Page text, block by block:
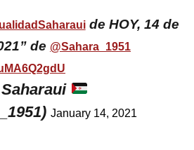
de HOY, 14 de
de @Sahara_1951
January 14, 2021